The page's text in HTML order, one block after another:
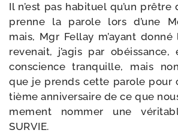
Il n’est pas habi­tuel qu’un
prenne la parole lors d’une
mais, Mgr Fellay m’ayant
reve­nait, j’agis par
conscience tran­quille, mais
que je prends cette parole
tième anni­ver­saire de ce que
me­ment nom­mer une
SURVIE.